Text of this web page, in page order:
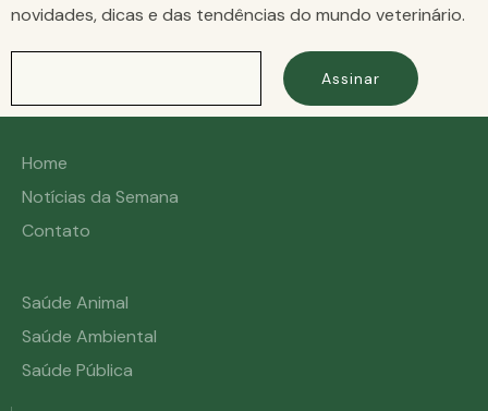
novidades, dicas e das tendências do mundo veterinário.
Assinar
Home
Notícias da Semana
Contato
Saúde Animal
Saúde Ambiental
Saúde Pública